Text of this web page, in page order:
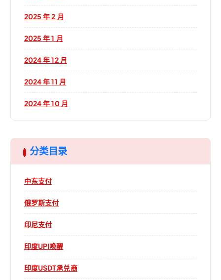
2025 年 2 月
2025 年 1 月
2024 年 12 月
2024 年 11 月
2024 年 10 月
分类目录
中东支付
俄罗斯支付
印尼支付
印度UPI唤醒
印度USDT承兑商